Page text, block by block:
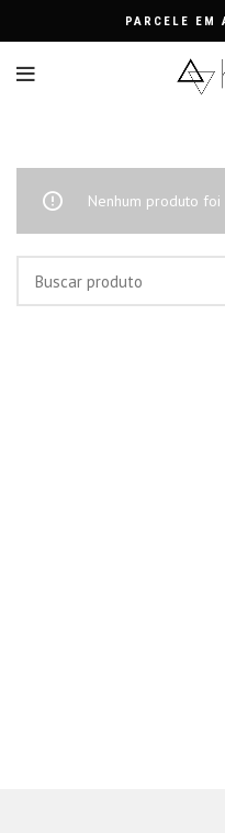
PARCELE EM
COLAR DE
Nenhum produto